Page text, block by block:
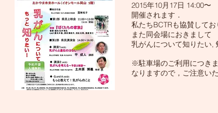
2015年10月17日 14:00
開催されます．
私たちBCTRも協賛して
また同会場におきまし
乳がんについて知りたい,
※駐車場のご利用につき
なりますので，ご注意い